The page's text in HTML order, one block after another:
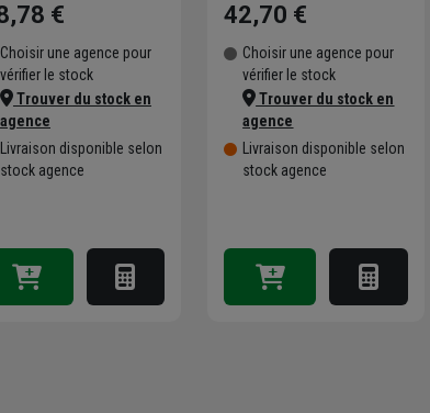
- sac de 25 KG
€
Choisir une agence pour
vérifier le stock
Trouver du stock en
agence
Livraison disponible selon
stock agence
de 15,0 KG
42,70 €
Choisir une agence pour
vérifier le stock
Trouver du stock en
agence
Livraison disponible selon
stock agence